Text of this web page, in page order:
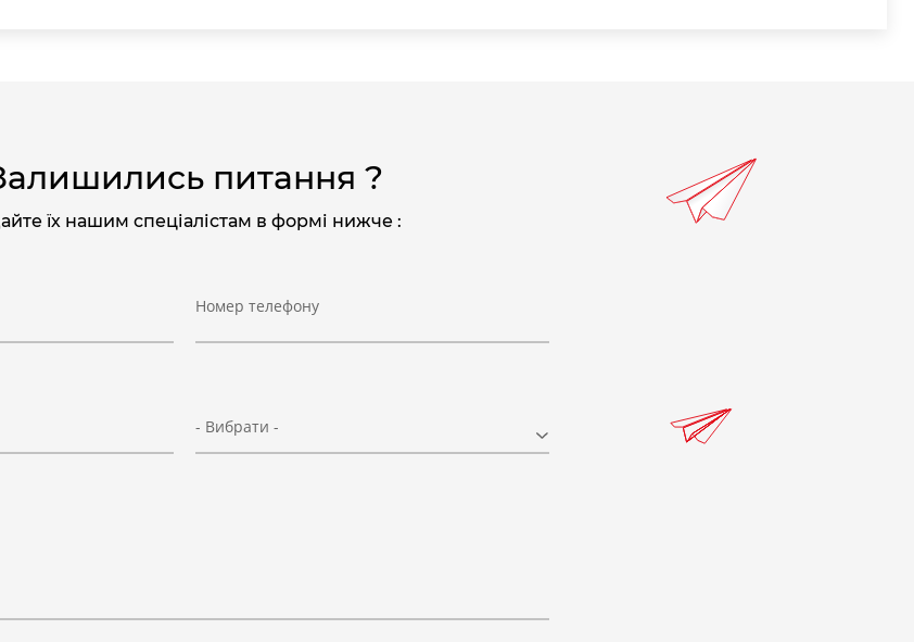
питання ?
їх нашим спеціалістам в формі нижче :
Номер телефону
- Вибрати -